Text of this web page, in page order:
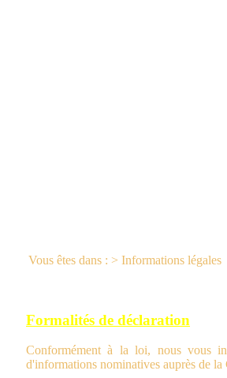
Vous êtes dans : > Informations légales
Formalités de déclaration
Conformément à la loi, nous vous
d'informations nominatives auprès de